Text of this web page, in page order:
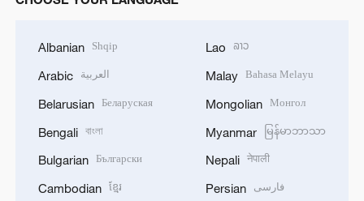
Albanian Shqip
Arabic العربية
Belarusian Беларуская
Bengali বাংলা
Bulgarian Български
Cambodian ខ្មែរ
Lao ລາວ
Malay Bahasa Melayu
Mongolian Монгол
Myanmar မြန်မာဘာသာ
Nepali नेपाली
Persian فارسی